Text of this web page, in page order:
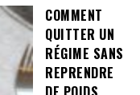
COMMENT
QUITTER UN
RÉGIME SANS
REPRENDRE